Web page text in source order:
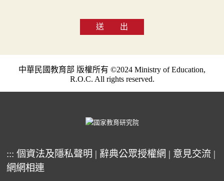
送 出
中華民國教育部 版權所有 ©2024 Ministry of Education,
R.O.C. All rights reserved.
::: 個資法及隱私聲明 | 辭典公眾授權網 | 意見交流 |
網網相連